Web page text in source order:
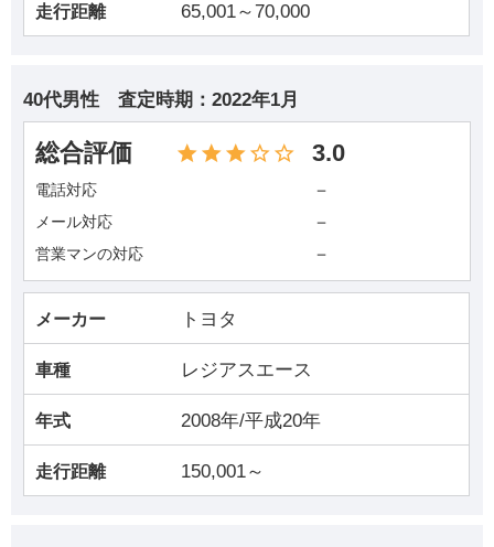
走行距離 65,001～70,000
40代男性 査定時期： 2022年1月
総合評価 3.0
電話対応 －
メール対応 －
営業マンの対応 －
メーカー トヨタ
車種 レジアスエース
年式 2008年/平成20年
走行距離 150,001～